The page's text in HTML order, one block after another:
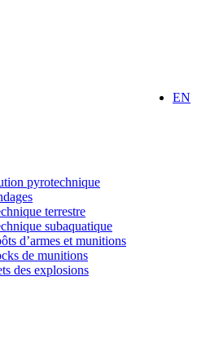
EN
pyrotechnique
terrestre
subaquatique
d’armes et munitions
de munitions
des explosions